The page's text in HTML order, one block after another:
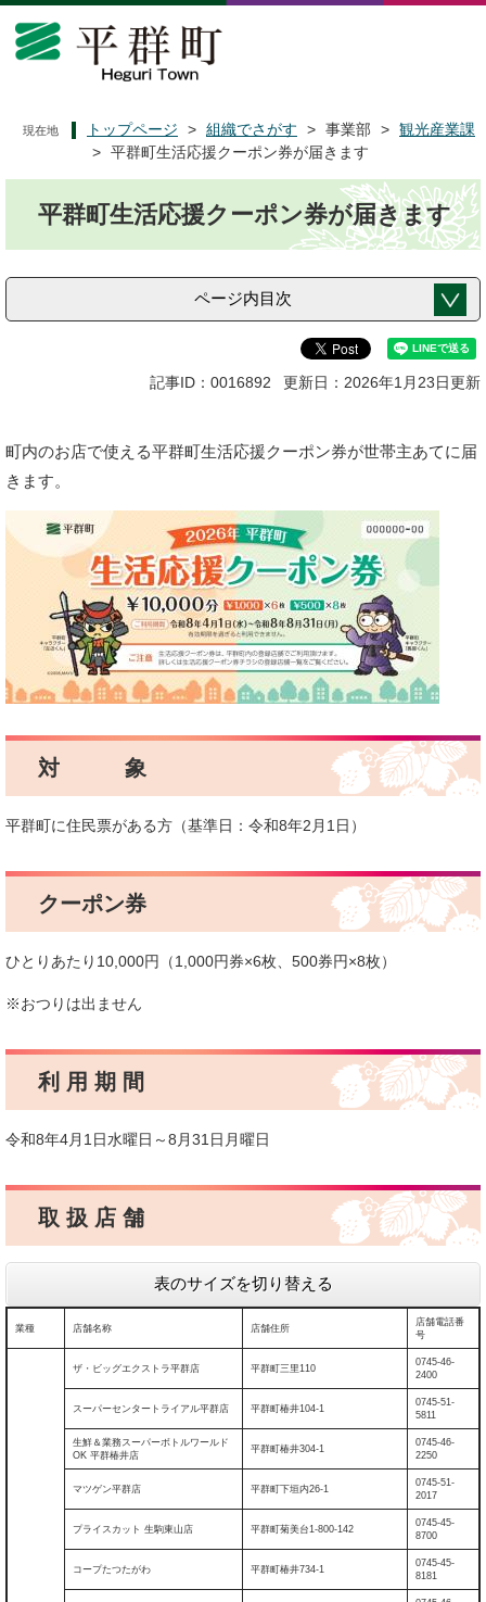
ペ
メ
現在地 トップページ > 組織でさがす > 事業部 > 観光産業課
> 平群町生活応援クーポン券が届きます
平群町生活応援クーポン券が届きます
ページ内目次
記事ID：0016892 更新日：2026年1月23日更新
町内のお店で使える平群町生活応援クーポン券が世帯主あてに届
きます。
対 象
平群町に住民票がある方（基準日：令和8年2月1日）
クーポン券
ひとりあたり10,000円（1,000円券×6枚、500券円×8枚）
※おつりは出ません
利 用 期 間
令和8年4月1日水曜日～8月31日月曜日
取 扱 店 舗
表のサイズを切り替える
業種 店舗名称 店舗住所
店舗電話番
号
ザ・ビッグエクストラ平群店 平群町三里110
0745-46-
2400
スーパーセンタートライアル平群店 平群町椿井104-1
0745-51-
5811
生鮮＆業務スーパーボトルワールド
OK 平群椿井店
平群町椿井304-1
0745-46-
2250
マツゲン平群店 平群町下垣内26-1
0745-51-
2017
プライスカット 生駒東山店 平群町菊美台1-800-142
0745-45-
8700
コープたつたがわ 平群町椿井734-1
0745-45-
8181